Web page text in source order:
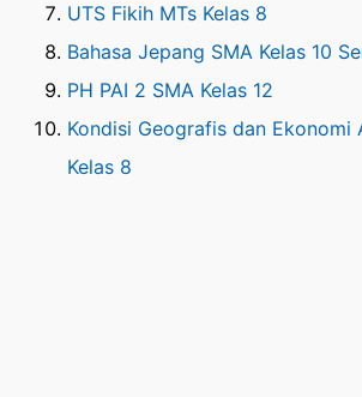
UTS Fikih MTs Kelas 8
Bahasa Jepang SMA Kelas 10
PH PAI 2 SMA Kelas 12
Kondisi Geografis dan Ekonomi
Kelas 8